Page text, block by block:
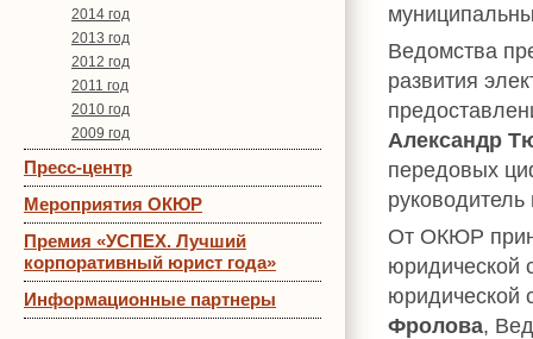
2014 год
2013 год
2012 год
2011 год
2010 год
2009 год
Пресс-центр
Мероприятия ОКЮР
Премия «УСПЕХ. Лучший
корпоративный юрист года»
Информационные партнеры
Ведомства
развития
Александр
передовых
руководитель
От ОКЮР
юридической
Фролова,